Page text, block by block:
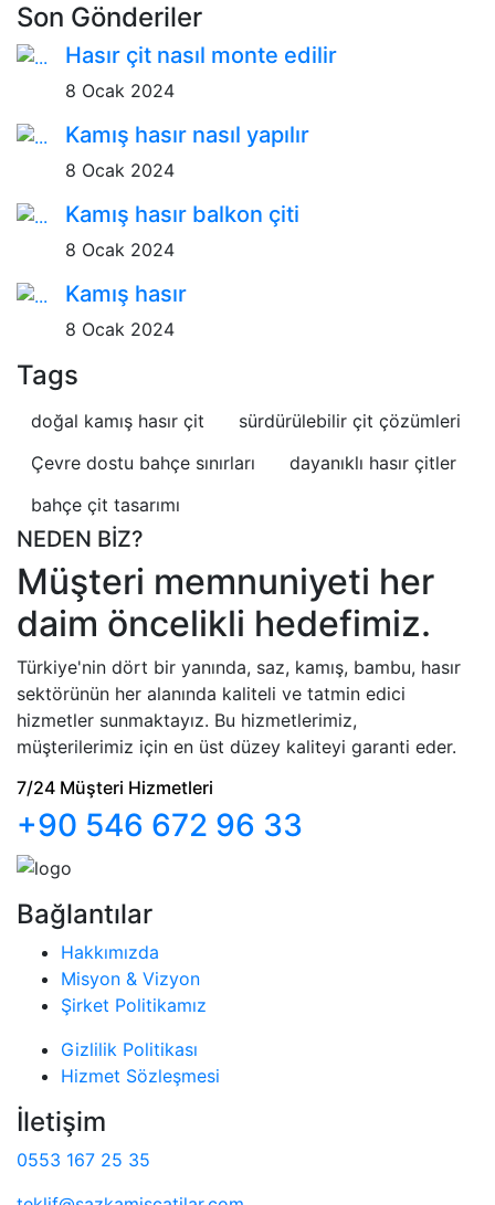
Son Gönderiler
Hasır çit nasıl monte edilir
8 Ocak 2024
Kamış hasır nasıl yapılır
8 Ocak 2024
Kamış hasır balkon çiti
8 Ocak 2024
Kamış hasır
8 Ocak 2024
Tags
doğal kamış hasır çit
sürdürülebilir çit çözümleri
Çevre dostu bahçe sınırları
dayanıklı hasır çitler
bahçe çit tasarımı
NEDEN BİZ?
Müşteri memnuniyeti her
daim öncelikli hedefimiz.
Türkiye'nin dört bir yanında, saz, kamış, bambu, hasır
sektörünün her alanında kaliteli ve tatmin edici
hizmetler sunmaktayız. Bu hizmetlerimiz,
müşterilerimiz için en üst düzey kaliteyi garanti eder.
7/24 Müşteri Hizmetleri
+90 546 672 96 33
Bağlantılar
Hakkımızda
Misyon & Vizyon
Şirket Politikamız
Gizlilik Politikası
Hizmet Sözleşmesi
İletişim
0553 167 25 35